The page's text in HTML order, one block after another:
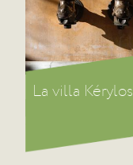
La villa Kérylos